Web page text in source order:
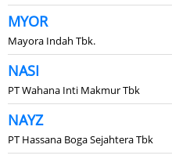
MYOR
Mayora Indah Tbk.
NASI
PT Wahana Inti Makmur Tbk
NAYZ
PT Hassana Boga Sejahtera Tbk